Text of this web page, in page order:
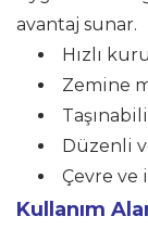
avantaj sunar.
Hızlı
Zemine
Düzenli
Çevre ve
Kullanım